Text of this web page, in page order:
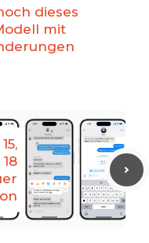
dieses
mit